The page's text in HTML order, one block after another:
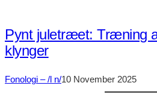
Pynt juletræet: Træning
klynger
Fonologi – /l n/10 November 2025